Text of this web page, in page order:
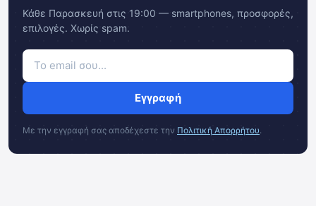
Κάθε Παρασκευή στις 19:00 — smartphones, προσφορές,
επιλογές. Χωρίς spam.
Εγγραφή
Με την εγγραφή σας αποδέχεστε την Πολιτική Απορρήτου.